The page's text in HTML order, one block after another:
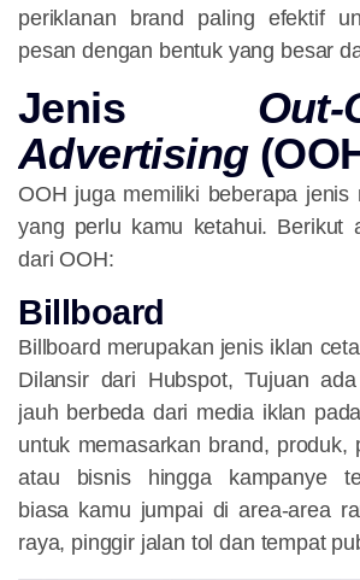
periklanan brand paling efektif
pesan dengan bentuk yang besar
Jenis Out-
Advertising
OOH juga memiliki beberapa jenis
yang perlu kamu ketahui. Berikut
dari OOH:
Billboard
Billboard merupakan jenis iklan
Dilansir dari Hubspot, Tujuan
jauh berbeda dari media iklan
untuk memasarkan brand, produk,
atau bisnis hingga kampanye
biasa kamu jumpai di area-area
raya, pinggir jalan tol dan tempat